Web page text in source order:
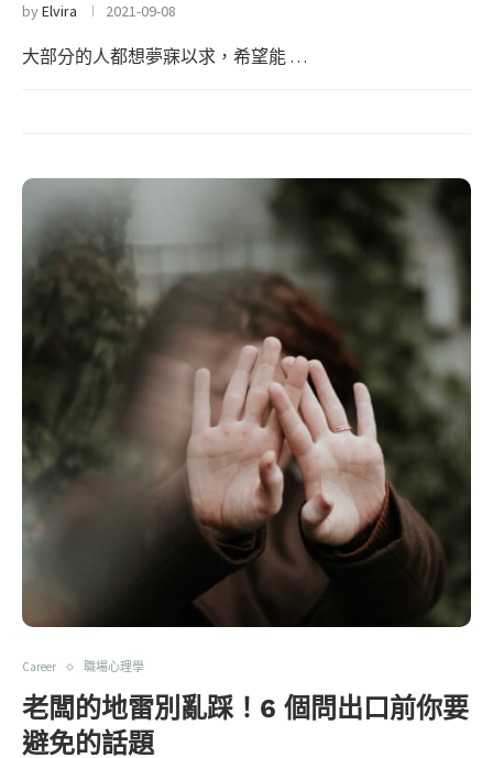
byElvira 2021-09-08
大部分的人都想夢寐以求，希望能 …
Career 職場心理學
老闆的地雷別亂踩！6 個問出口前你要
避免的話題